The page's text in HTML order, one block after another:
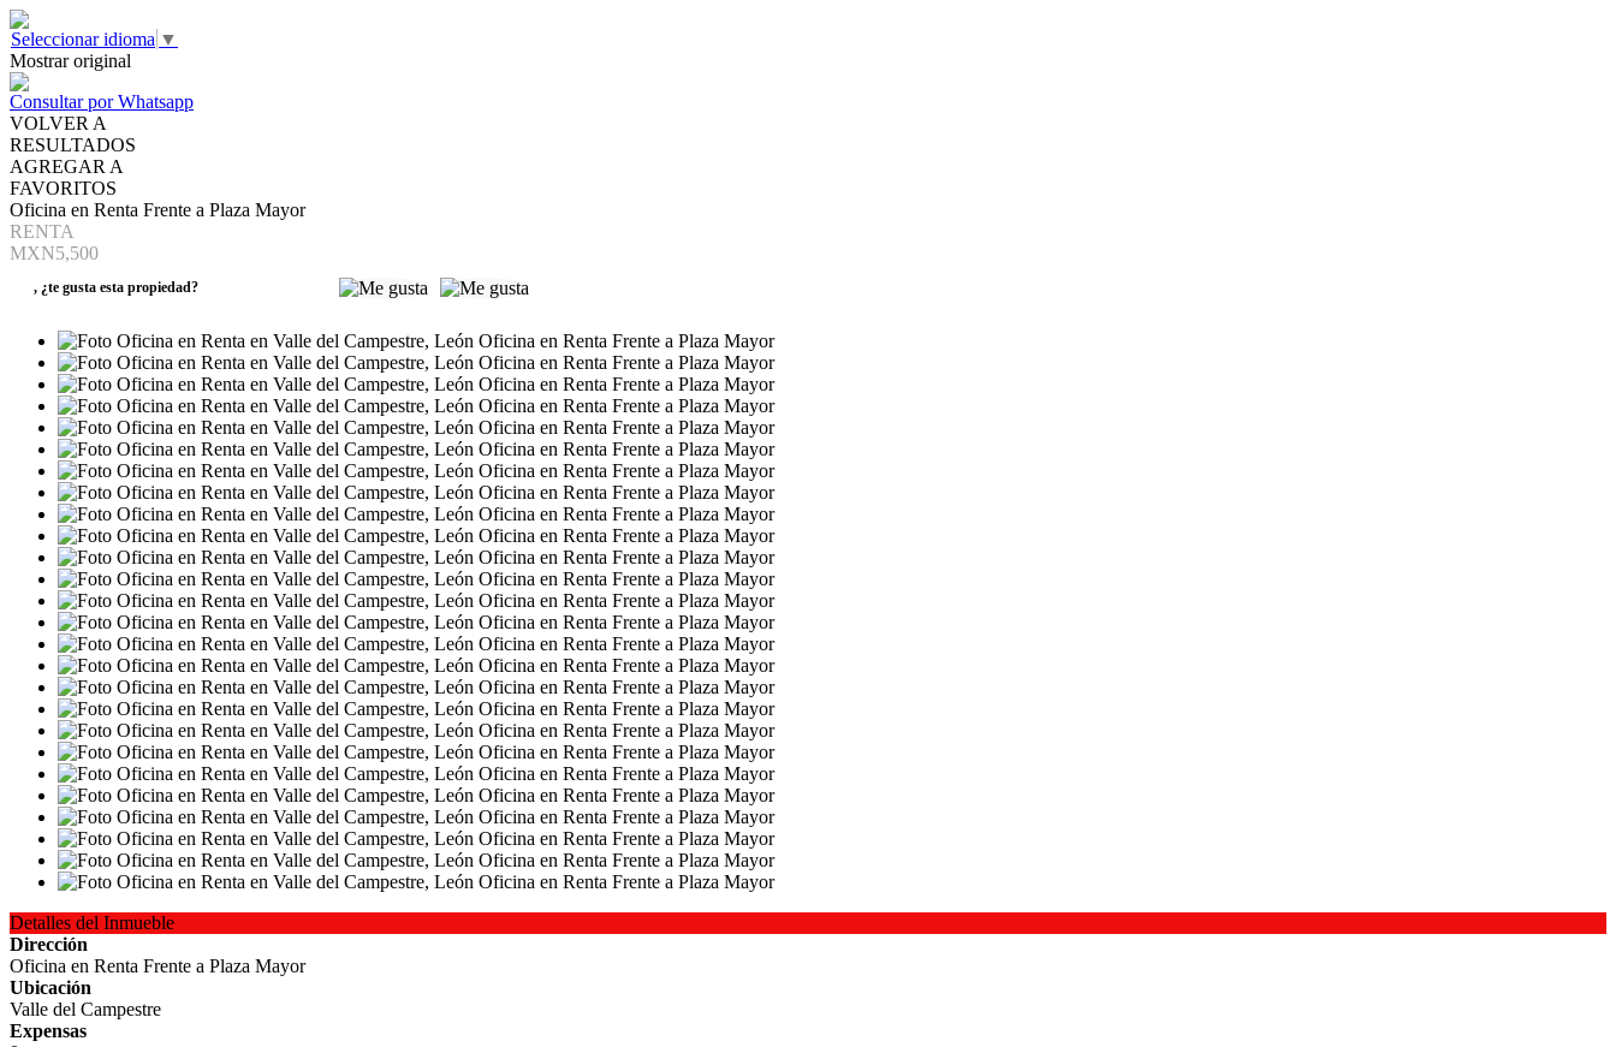
Seleccionar idioma ▼
Mostrar original
Consultar por Whatsapp
VOLVER A
RESULTADOS
AGREGAR A
FAVORITOS
Oficina en Renta Frente a Plaza Mayor
RENTA
MXN5,500
, ¿te gusta esta propiedad?
Detalles del Inmueble
Dirección
Oficina en Renta Frente a Plaza Mayor
Ubicación
Valle del Campestre
Expensas